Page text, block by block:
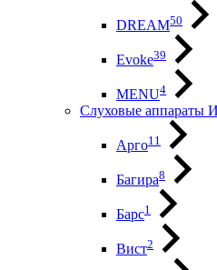
DREAM50
Evoke39
MENU4
Слуховые аппараты
Арго11
Багира8
Барс1
Вист2